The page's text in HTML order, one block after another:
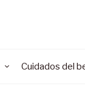
Cuidados del